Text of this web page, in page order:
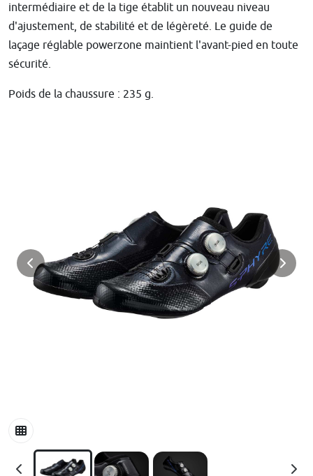
intermédiaire et de la tige établit un nouveau niveau
d'ajustement, de stabilité et de légèreté. Le guide de
laçage réglable powerzone maintient l'avant-pied en toute
sécurité.
Poids de la chaussure : 235 g.